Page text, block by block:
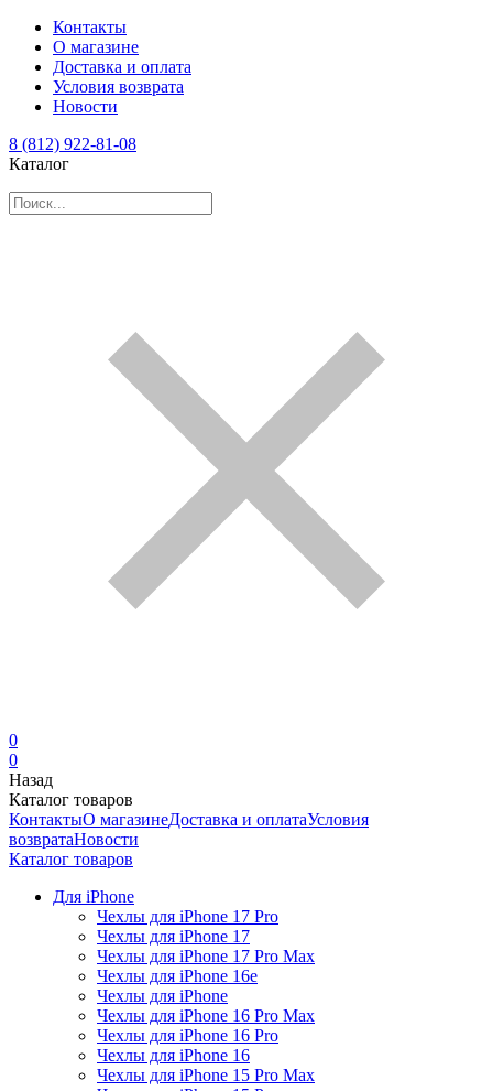
Контакты
О магазине
Доставка и оплата
Условия возврата
Новости
8 (812) 922-81-08
Каталог
0
0
Назад
Каталог товаров
КонтактыО магазинеДоставка и оплатаУсловия
возвратаНовости
Каталог товаров
Для iPhone
Чехлы для iPhone 17 Pro
Чехлы для iPhone 17
Чехлы для iPhone 17 Pro Max
Чехлы для iPhone 16e
Чехлы для iPhone
Чехлы для iPhone 16 Pro Max
Чехлы для iPhone 16 Pro
Чехлы для iPhone 16
Чехлы для iPhone 15 Pro Max